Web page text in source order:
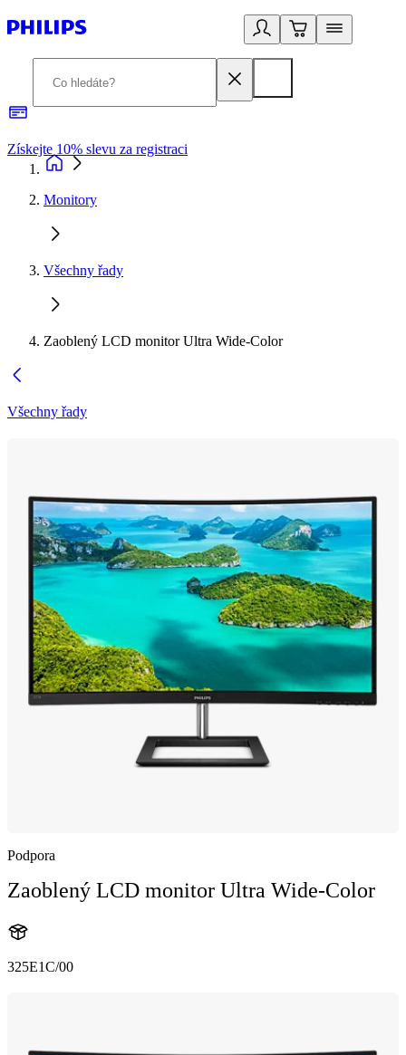
Získejte 10% slevu za registraci
Monitory
Všechny řady
Zaoblený LCD monitor Ultra Wide-Color
Všechny řady
Podpora
Zaoblený LCD monitor Ultra Wide-Color
325E1C/00